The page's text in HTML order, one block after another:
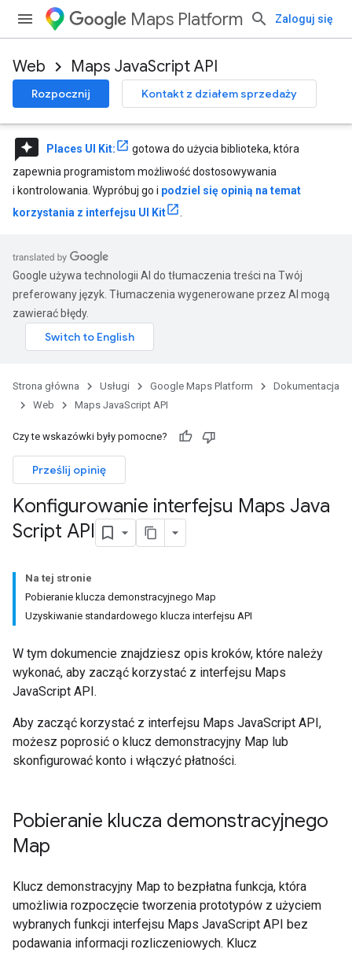
Maps Platform Zaloguj się
Web Maps JavaScript API
Rozpocznij Kontakt z działem sprzedaży
reviews Places UI Kit:
gotowa do użycia biblioteka, która
zapewnia programistom możliwość dostosowywania
i kontrolowania. Wypróbuj go i podziel się opinią na temat
korzystania z interfejsu UI Kit
.
Google używa technologii AI do tłumaczenia treści na Twój
preferowany język. Tłumaczenia wygenerowane przez AI mogą
zawierać błędy.
Strona główna Usługi Google Maps Platform
Dokumentacja
Web
Maps JavaScript API
Czy te wskazówki były pomocne?
Prześlij opinię
Konfigurowanie interfejsu Maps Java
Script API
Na tej stronie
Pobieranie klucza demonstracyjnego Map
Uzyskiwanie standardowego klucza interfejsu API
W tym dokumencie znajdziesz opis kroków, które należy
wykonać, aby zacząć korzystać z interfejsu Maps
JavaScript API.
Aby zacząć korzystać z interfejsu Maps JavaScript API,
możesz poprosić o klucz demonstracyjny Map lub
skonfigurować konto i włączyć płatności.
Pobieranie klucza demonstracyjnego
Map
Klucz demonstracyjny Map to bezpłatna funkcja, która
umożliwia rozpoczęcie tworzenia prototypów z użyciem
wybranych funkcji interfejsu Maps JavaScript API bez
podawania informacji rozliczeniowych. Klucz